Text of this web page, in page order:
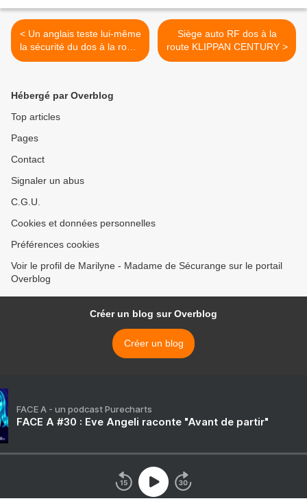
< Un anglais teste lui-même
la sécurité du dos à la route
! 4 min pour changer d'avis
Siège auto RF dos à la
route KLIPPAN CENTURY >
Hébergé par Overblog
Top articles
Pages
Contact
Signaler un abus
C.G.U.
Cookies et données personnelles
Préférences cookies
Voir le profil de Marilyne - Madame de Sécurange sur le portail
Overblog
Créer un blog sur Overblog
Créer un blog
FACE A - un podcast Purecharts
FACE A #30 : Eve Angeli raconte "Avant de partir"